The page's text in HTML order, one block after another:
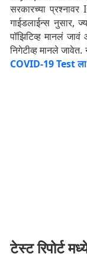
सरकारच्या
गाईडलाईन्स नुसार,
पॉझिटिव्ह मानलं
निगेटीव्ह मानले
COVID-19 Test ला
टेस्ट रिपोर्ट